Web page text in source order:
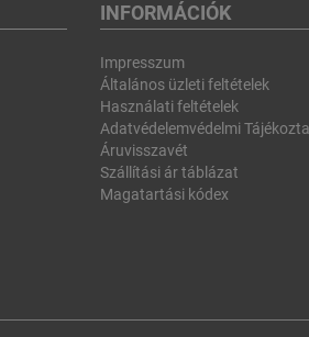
INFORMÁCIÓK
Impresszum
Általános üzleti feltételek
Használati feltételek
Adatvédelemvédelmi
Áruvisszavét
Szállítási ár táblázat
Magatartási kódex